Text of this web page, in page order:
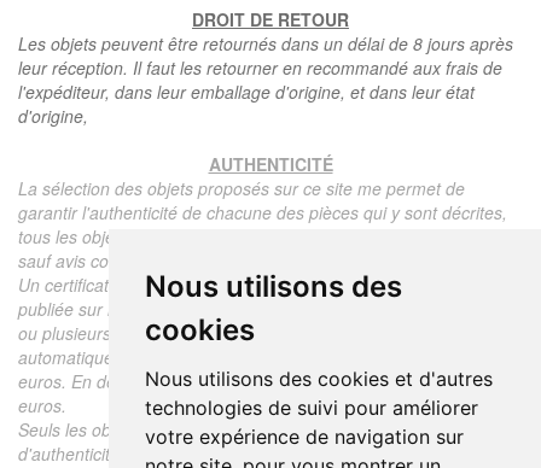
Nous utilisons des
cookies
Nous utilisons des cookies et d'autres
technologies de suivi pour améliorer
votre expérience de navigation sur
DROIT DE RETOUR
Les objets peuvent être retournés dans un délai de 8 jours après
leur réception. Il faut les retourner en recommandé aux frais de
l'expéditeur, dans leur emballage d'origine, et dans leur état
d'origine,
AUTHENTICITÉ
La sélection des objets proposés sur ce site me permet de
garantir l'authenticité de chacune des pièces qui y sont décrites,
tous les objets proposés sont garantis d'époque et authentiques,
sauf avis contraire ou restriction dans la description.
Un certificat d'authenticité de l'objet reprenant la description
publiée sur le site, l'époque, le prix de vente, accompagné d'une
ou plusieurs photographies en couleurs est communiqué
automatiquement pour tout objet dont le prix est supérieur à 130
euros. En dessous de ce prix chaque certificat est facturé 5
euros.
Seuls les objets vendus par mes soins font l'objet d'un certificat
d'authenticité, je ne fais aucun rapport d'expertise pour les objets